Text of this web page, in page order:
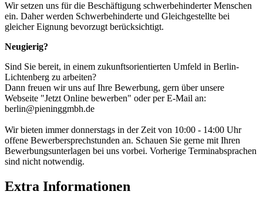
Wir setzen uns für die Beschäftigung schwerbehinderter Menschen
ein. Daher werden Schwerbehinderte und Gleichgestellte bei
gleicher Eignung bevorzugt berücksichtigt.
Neugierig?
Sind Sie bereit, in einem zukunftsorientierten Umfeld in Berlin-
Lichtenberg zu arbeiten?
Dann freuen wir uns auf Ihre Bewerbung, gern über unsere
Webseite "Jetzt Online bewerben" oder per E-Mail an:
berlin@pieninggmbh.de
Wir bieten immer donnerstags in der Zeit von 10:00 - 14:00 Uhr
offene Bewerbersprechstunden an. Schauen Sie gerne mit Ihren
Bewerbungsunterlagen bei uns vorbei. Vorherige Terminabsprachen
sind nicht notwendig.
Extra Informationen